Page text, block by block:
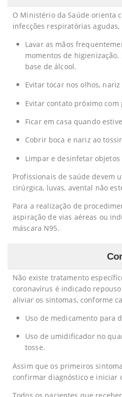
O Ministério da Saúde orienta
infecções respiratórias
Lavar as mãos
momentos de
base de álcool.
Evitar tocar nos olhos,
Evitar contato próximo com
Ficar em casa quando
Cobrir boca e nariz ao
Limpar e desinfetar
Profissionais de saúde devem
cirúrgica, luvas, avental não
Para a realização de
aspiração de vias aéreas ou
máscara N95.
Não existe tratamento
coronavírus é indicado
aliviar os sintomas, conforme
Uso de medicamento para
Uso de umidificador no
tosse.
Assim que os primeiros
confirmar diagnóstico e iniciar